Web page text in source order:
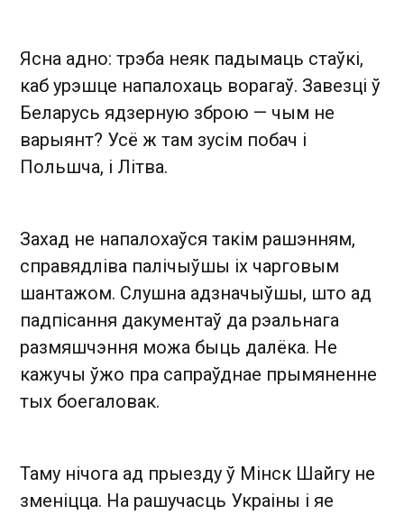
Ясна адно: трэба неяк падымаць стаўкі,
каб урэшце напалохаць ворагаў. Завезці ў
Беларусь ядзерную зброю — чым не
варыянт? Усё ж там зусім побач і
Польшча, і Літва.
Захад не напалохаўся такім рашэнням,
справядліва палічыўшы іх чарговым
шантажом. Слушна адзначыўшы, што ад
падпісання дакументаў да рэальнага
размяшчэння можа быць далёка. Не
кажучы ўжо пра сапраўднае прымяненне
тых боегаловак.
Таму нічога ад прыезду ў Мінск Шайгу не
зменіцца. На рашучасць Украіны і яе